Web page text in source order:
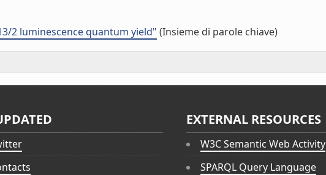
2 luminescence quantum yield" (Insieme di parole chiave)
EXTERNAL RESOURCES
W3C Semantic Web Activity
SPARQL Query Language